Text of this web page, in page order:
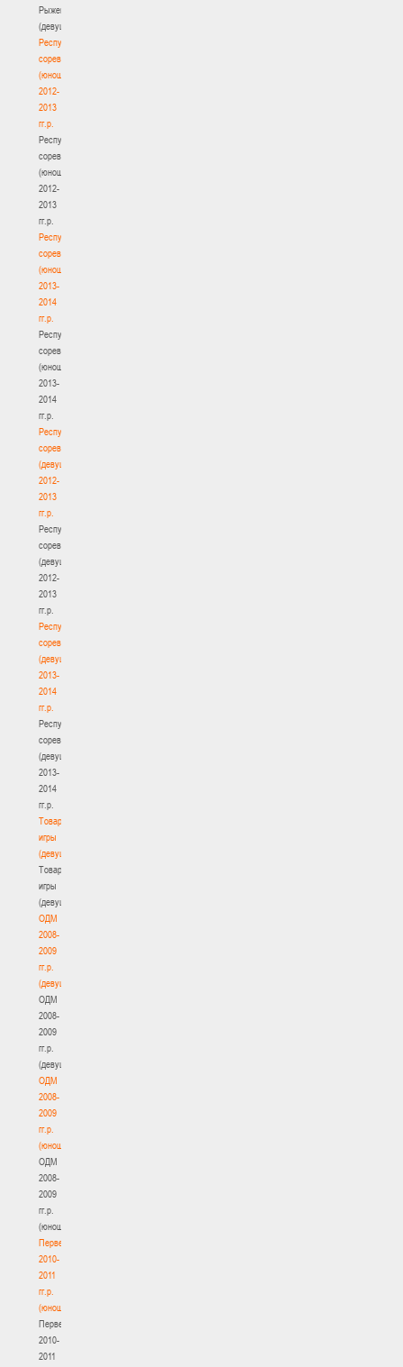
Рыженкова
(девушки)
Республиканские
соревнования
(юноши)
2012-
2013
гг.р.
Республиканские
соревнования
(юноши)
2012-
2013
гг.р.
Республиканские
соревнования
(юноши)
2013-
2014
гг.р.
Республиканские
соревнования
(юноши)
2013-
2014
гг.р.
Республиканские
соревнования
(девушки)
2012-
2013
гг.р.
Республиканские
соревнования
(девушки)
2012-
2013
гг.р.
Республиканские
соревнования
(девушки)
2013-
2014
гг.р.
Республиканские
соревнования
(девушки)
2013-
2014
гг.р.
Товарищеские
игры
(девушки)
Товарищеские
игры
(девушки)
ОДМ
2008-
2009
гг.р.
(девушки)
ОДМ
2008-
2009
гг.р.
(девушки)
ОДМ
2008-
2009
гг.р.
(юноши)
ОДМ
2008-
2009
гг.р.
(юноши)
Первенство
2010-
2011
гг.р.
(юноши)
Первенство
2010-
2011